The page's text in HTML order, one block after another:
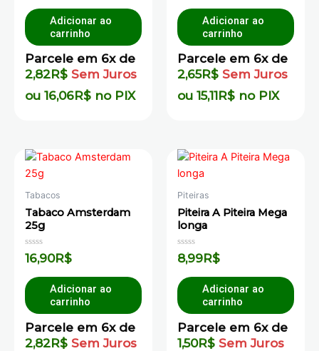
5
Adicionar ao
carrinho
Parcele em 6x de
2,82R$ Sem Juros
ou 16,06R$ no PIX
5
Adicionar ao
carrinho
Parcele em 6x de
2,65R$ Sem Juros
ou 15,11R$ no PIX
Tabacos
Tabaco Amsterdam
25g
Avaliação
0
5
16,90R$
Adicionar ao
carrinho
Parcele em 6x de
2,82R$ Sem Juros
Piteiras
Piteira A Piteira Mega
longa
Avaliação
0
5
8,99R$
Adicionar ao
carrinho
Parcele em 6x de
1,50R$ Sem Juros